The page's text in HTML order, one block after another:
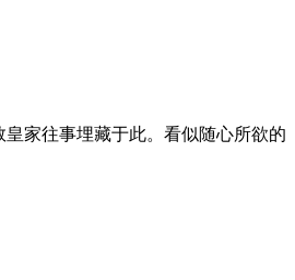
家往事埋藏于此。看似随心所欲的